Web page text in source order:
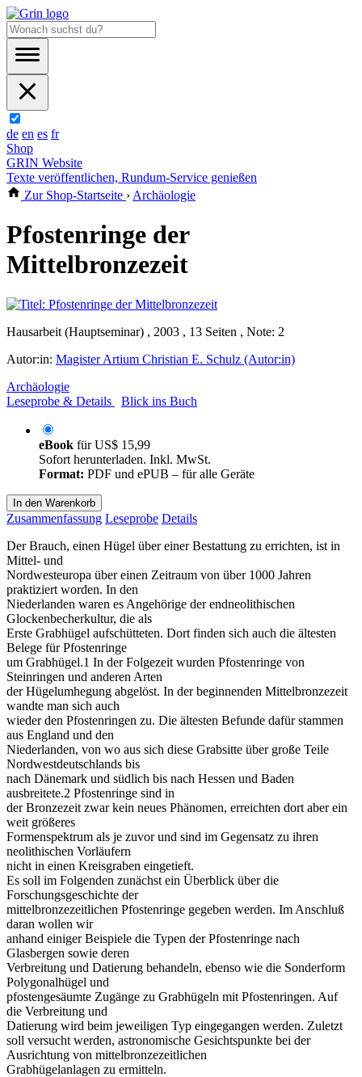
de en es fr
Shop
GRIN Website
Texte veröffentlichen, Rundum-Service genießen
Zur Shop-Startseite › Archäologie
Pfostenringe der
Mittelbronzezeit
Hausarbeit (Hauptseminar) , 2003 , 13 Seiten , Note: 2
Autor:in: Magister Artium Christian E. Schulz (Autor:in)
Archäologie
Leseprobe & Details
Blick ins Buch
eBook fürUS$ 15,99
Sofort herunterladen. Inkl. MwSt.
Format: PDF und ePUB – für alle Geräte
In den Warenkorb
Zusammenfassung Leseprobe Details
Der Brauch, einen Hügel über einer Bestattung zu errichten, ist in
Mittel- und
Nordwesteuropa über einen Zeitraum von über 1000 Jahren
praktiziert worden. In den
Niederlanden waren es Angehörige der endneolithischen
Glockenbecherkultur, die als
Erste Grabhügel aufschütteten. Dort finden sich auch die ältesten
Belege für Pfostenringe
um Grabhügel.1 In der Folgezeit wurden Pfostenringe von
Steinringen und anderen Arten
der Hügelumhegung abgelöst. In der beginnenden Mittelbronzezeit
wandte man sich auch
wieder den Pfostenringen zu. Die ältesten Befunde dafür stammen
aus England und den
Niederlanden, von wo aus sich diese Grabsitte über große Teile
Nordwestdeutschlands bis
nach Dänemark und südlich bis nach Hessen und Baden
ausbreitete.2 Pfostenringe sind in
der Bronzezeit zwar kein neues Phänomen, erreichten dort aber ein
weit größeres
Formenspektrum als je zuvor und sind im Gegensatz zu ihren
neolithischen Vorläufern
nicht in einen Kreisgraben eingetieft.
Es soll im Folgenden zunächst ein Überblick über die
Forschungsgeschichte der
mittelbronzezeitlichen Pfostenringe gegeben werden. Im Anschluß
daran wollen wir
anhand einiger Beispiele die Typen der Pfostenringe nach
Glasbergen sowie deren
Verbreitung und Datierung behandeln, ebenso wie die Sonderform
Polygonalhügel und
pfostengesäumte Zugänge zu Grabhügeln mit Pfostenringen. Auf
die Verbreitung und
Datierung wird beim jeweiligen Typ eingegangen werden. Zuletzt
soll versucht werden, astronomische Gesichtspunkte bei der
Ausrichtung von mittelbronzezeitlichen
Grabhügelanlagen zu ermitteln.